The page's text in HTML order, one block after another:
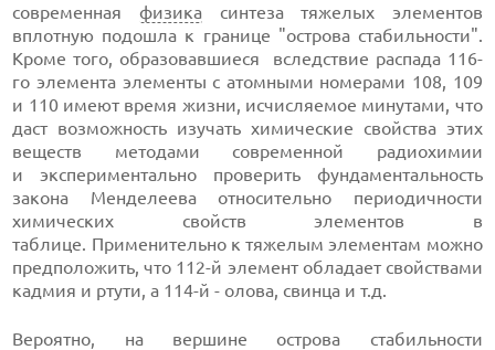
современная физикасинтеза тяжелых элементов
вплотную подошла к границе "острова стабильности".
Кроме того, образовавшиеся вследствие распада 116-
го элемента элементы с атомными номерами 108, 109
и 110 имеют время жизни, исчисляемое минутами, что
даст возможность изучать химические свойства этих
веществ методами современной радиохимии
и экспериментально проверить фундаментальность
закона Менделеева относительно периодичности
химических свойств элементов в
таблице. Применительно к тяжелым элементам можно
предположить, что 112-й элемент обладает свойствами
кадмия и ртути, а 114-й - олова, свинца и т.д.
Вероятно, на вершине острова стабильности